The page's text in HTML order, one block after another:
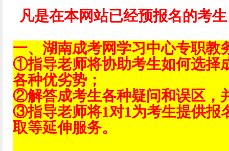
凡是在本网站已经预报名的考
一、湖南成考网学习中心专职教
①指导老师将协助考生如何选择
各种优劣势；
②解答成考生各种疑问和误区，
③指导老师将1对1为考生提供报
取等延伸服务。